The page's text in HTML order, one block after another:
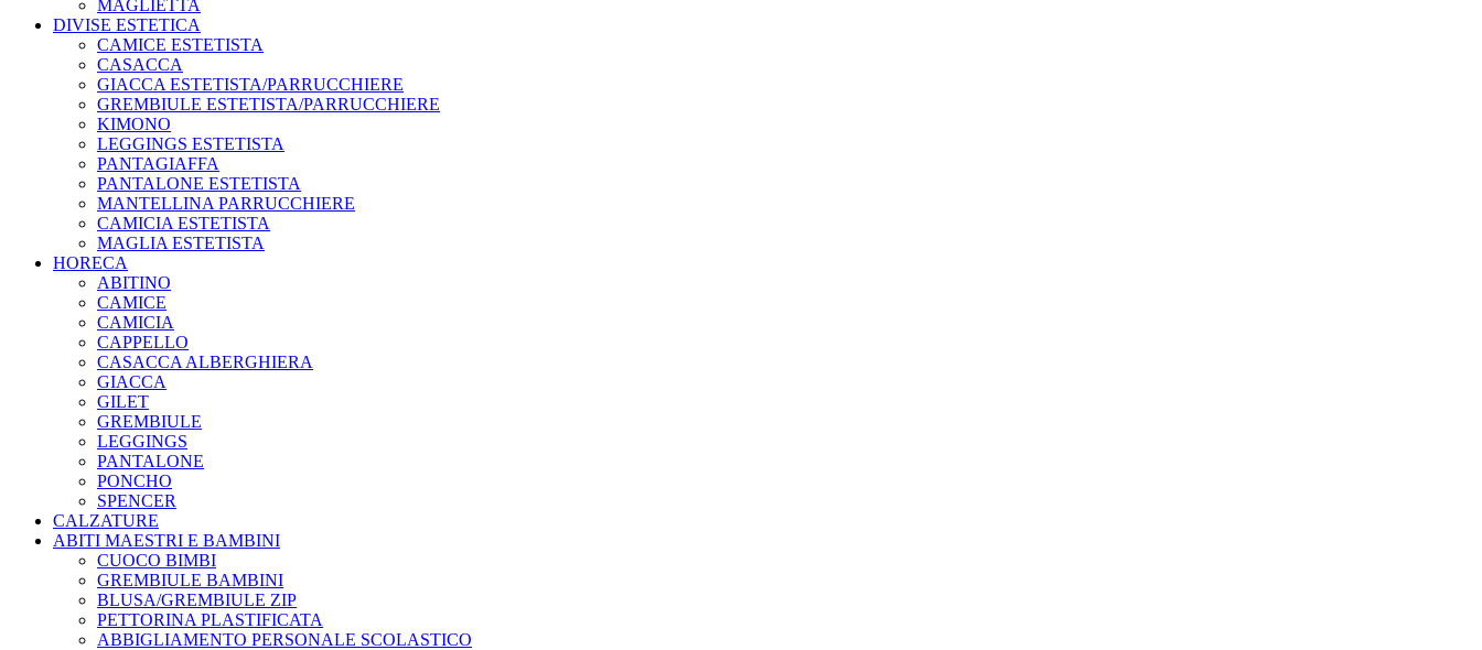
MAGLIETTA
DIVISE ESTETICA
CAMICE ESTETISTA
CASACCA
GIACCA ESTETISTA/PARRUCCHIERE
GREMBIULE ESTETISTA/PARRUCCHIERE
KIMONO
LEGGINGS ESTETISTA
PANTAGIAFFA
PANTALONE ESTETISTA
MANTELLINA PARRUCCHIERE
CAMICIA ESTETISTA
MAGLIA ESTETISTA
HORECA
ABITINO
CAMICE
CAMICIA
CAPPELLO
CASACCA ALBERGHIERA
GIACCA
GILET
GREMBIULE
LEGGINGS
PANTALONE
PONCHO
SPENCER
CALZATURE
ABITI MAESTRI E BAMBINI
CUOCO BIMBI
GREMBIULE BAMBINI
BLUSA/GREMBIULE ZIP
PETTORINA PLASTIFICATA
ABBIGLIAMENTO PERSONALE SCOLASTICO